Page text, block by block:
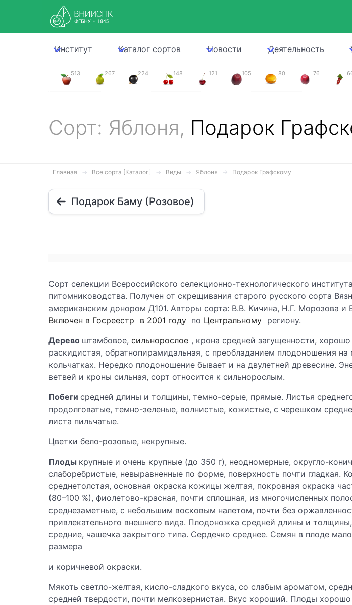
Институт Каталог сортов Новости Деятельность
513 267 224 148 121 105 80 76
Сорт: Яблоня, Подарок
Главная Все сорта [Каталог] Виды Яблоня Подарок Графскому
Подарок Баму (Розовое)
Сорт селекции Всероссийского селекционно-технологического
питомниководства. Получен от скрещивания старого русского сорта
американским донором Д101. Авторы сорта: В.В. Кичина, Н.Г. Морозова и
Включен в Госреестр
в 2001 году по Центральному региону.
Дерево штамбовое, сильнорослое , крона средней загущенности, хорошо
раскидистая, обратнопирамидальная, с преобладанием плодоношения на
кольчатках. Нередко плодоношение бывает и на двулетней древесине.
ветвей и кроны сильная, сорт относится к сильнорослым.
Побеги средней длины и толщины, темно-серые, прямые. Листья
продолговатые, темно-зеленые, волнистые, кожистые, с черешком
листа пильчатые.
Цветки бело-розовые, некрупные.
Плоды крупные и очень крупные (до 350 г), неодномерные, округло-
слаборебристые, невыравненные по форме, поверхность почти гладкая.
среднетолстая, основная окраска кожицы желтая, покровная окраска
(80–100 %), фиолетово-красная, почти сплошная, из многочисленных
среднезаметные, с небольшим восковым налетом, почти без
привлекательного внешнего вида. Плодоножка средней длины и
средние, чашечка закрытого типа. Сердечко среднее. Семян в плоде
размера
и коричневой окраски.
Мякоть светло-желтая, кисло-сладкого вкуса, со слабым ароматом,
средней твердости, почти мелкозернистая. Вкус хороший. Плоды хорошо